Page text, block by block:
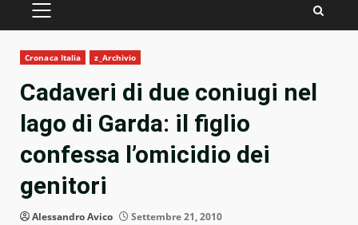
PRIMARY
Cronaca Italia z_Archivio
Cadaveri di due coniugi nel
lago di Garda: il figlio
confessa l’omicidio dei
genitori
Alessandro Avico Settembre 21, 2010